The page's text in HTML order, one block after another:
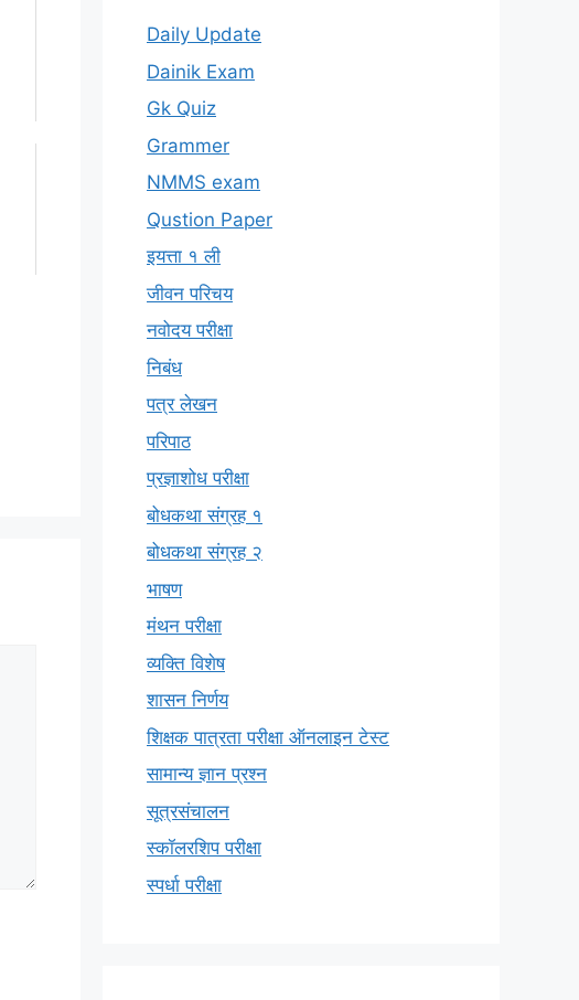
Daily Update
Dainik Exam
Gk Quiz
Grammer
NMMS exam
Qustion Paper
इयत्ता १ ली
जीवन परिचय
नवोदय परीक्षा
निबंध
पत्र लेखन
परिपाठ
प्रज्ञाशोध परीक्षा
बोधकथा संग्रह १
बोधकथा संग्रह २
भाषण
मंथन परीक्षा
व्यक्ति विशेष
शासन निर्णय
शिक्षक पात्रता परीक्षा ऑनलाइन टेस्ट
सामान्य ज्ञान प्रश्न
सूत्रसंचालन
स्कॉलरशिप परीक्षा
स्पर्धा परीक्षा